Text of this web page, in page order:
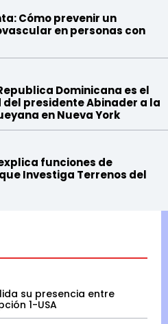
Cómo prevenir un
en personas con
Dominicana es el
presidente Abinader a la
en Nueva York
funciones de
Investiga Terrenos del
su presencia entre
1-USA